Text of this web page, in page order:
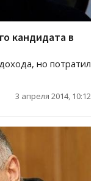
кандидата в
но потратил
3 апреля 2014, 10:12